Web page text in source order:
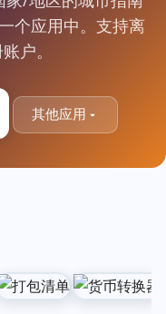
个应用中。支持离
户。
其他应用